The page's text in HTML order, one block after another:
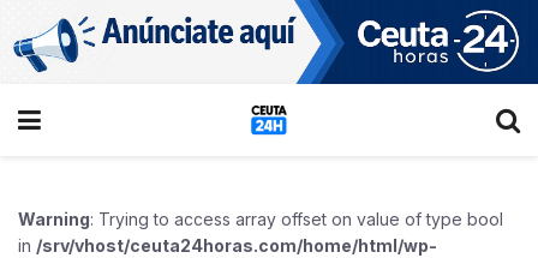
Warning: Trying to access array offset on value of type bool
in /srv/vhost/ceuta24horas.com/home/html/wp-